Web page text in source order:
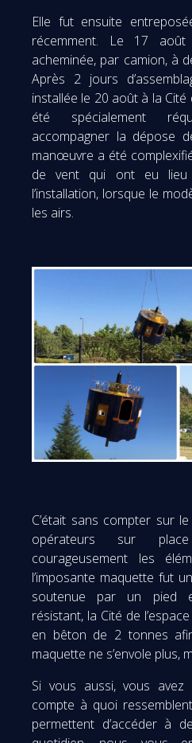
Elle fut ensuite
récemment. Le 17
acheminée, par camion, à
Après 2 jours
installée le 20 août à la Cité
été spécialement
accompagner la dépose
manœuvre a été
de vent qui ont eu lieu
l’installation, lorsque le
les airs.
C’était sans compter sur
opérateurs sur
courageusement les
l’imposante maquette fut
soutenue par un pied
résistant, la Cité de
en bêton de 2 tonnes
maquette ne s’envole plus,
Si vous aussi, vous
compte à quoi
permettent d’accéder à